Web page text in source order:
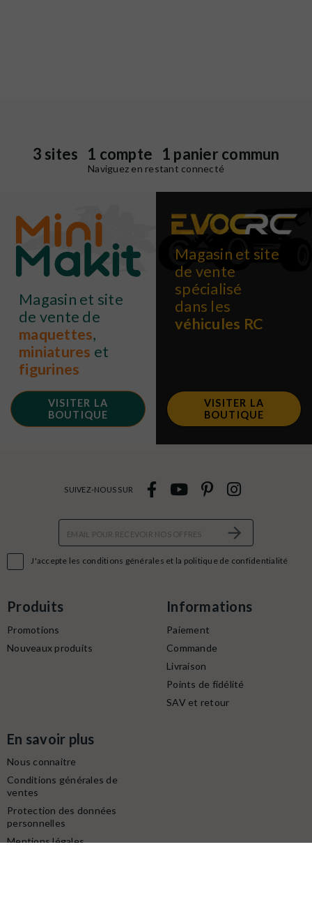
3 sites 1 compte 1 panier commun
Naviguez en restant connecté
Magasin et site
de vente de
maquettes,
miniatures et
figurines
VISITER LA
BOUTIQUE
Magasin et site
de vente
spécialisé
dans les
véhicules RC
VISITER LA
BOUTIQUE
J'accepte les conditions générales et la politique de confidentialité
SUIVEZ-NOUS SUR
Produits
Promotions
Nouveaux produits
Informations
Paiement
Commande
Livraison
Points de fidélité
SAV et retour
En savoir plus
Nous connaitre
Conditions générales de
ventes
Protection des données
personnelles
Mentions légales